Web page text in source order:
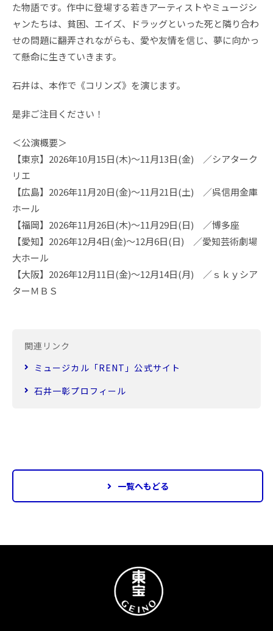
た物語です。作中に登場する若きアーティストやミュージシ
ャンたちは、貧困、エイズ、ドラッグといった死と隣り合わ
せの問題に翻弄されながらも、愛や友情を信じ、夢に向かっ
て懸命に生きていきます。
石井は、本作で《コリンズ》を演じます。
是非ご注目ください！
＜公演概要＞
【東京】2026年10月15日(木)～11月13日(金) ／シアターク
リエ
【広島】2026年11月20日(金)～11月21日(土) ／呉信用金庫
ホール
【福岡】2026年11月26日(木)～11月29日(日) ／博多座
【愛知】2026年12月4日(金)～12月6日(日) ／愛知芸術劇場
大ホール
【大阪】2026年12月11日(金)～12月14日(月) ／ｓｋｙシア
ターＭＢＳ
関連リンク
ミュージカル「RENT」公式サイト
石井一彰プロフィール
一覧へもどる